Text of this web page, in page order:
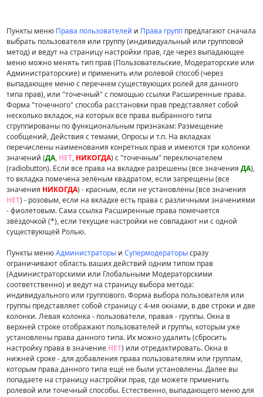
Пункты меню Права пользователей и Права групп предлагают сначала
выбрать пользователя или группу (индивидуальный или групповой
метод) и ведут на страницу настройки прав, где через выпадающее
меню можно менять тип прав (Пользовательские, Модераторские или
Администраторские) и применить или ролевой способ (через
выпадающее меню с перечнем существующих ролей для данного
типа прав), или "точечный" с помощью ссылки Расширенные права.
Форма "точечного" способа расстановки прав представляет собой
несколько вкладок, на которых все права выбранного типа
сгруппированы по функциональным признакам: Размещение
сообщений, Действия с темами, Опросы и т.п. На вкладках
перечислены наименования конретных прав и имеются три колонки
значений (ДА, НЕТ, НИКОГДА) с "точечным" переключателем
(radiobutton). Если все права на вкладке разрешены (все значенияДА),
то вкладка помечена зелёным квадратом, если запрещены (все
значения НИКОГДА) - красным, если не установлены (все значения
НЕТ) - розовым, если на вкладке есть права с различными значениями
- фиолетовым. Сама ссылка Расширенные права помечается
звёздочкой (*), если текущие настройки не совпадают ни с одной
существующей Ролью.
Пункты менюАдминистраторы иСупермодераторысразу
ограничивают область ваших действий одним типом прав
(Администраторскими или Глобальными Модераторскими
соответственно) и ведут на страницу выбора метода:
индивидуального или группового. Форма выбора пользователя или
группы представляет собой страницу с 4-мя окнами, в две строки и две
колонки. Левая колонка - пользователи, правая - группы. Окна в
верхней строке отображают пользователей и группы, которым уже
установлены права данного типа. Их можно удалить (сбросить
настройку права в значение НЕТ) или отредактировать. Окна в
нижней сроке - для добавления права пользователям или группам,
которым права данного типа ещё не были установлены. Далее вы
попадаете на страницу настройки прав, где можете применить
ролевой или точечный способы. Естественно, выпадающего меню для